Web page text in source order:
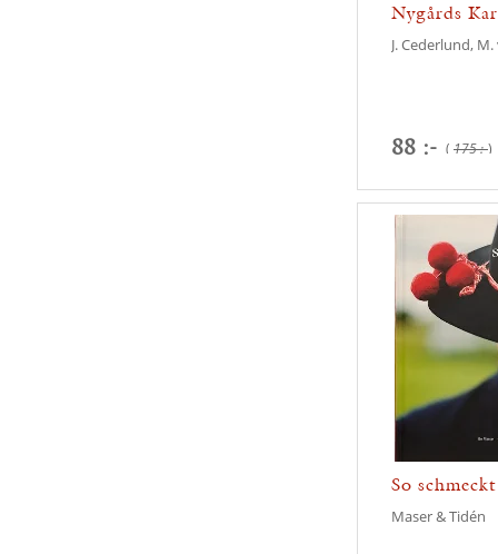
Nygårds
Med ...
J. Cederlund,
( 175 :-)
88 :-
So
kulinaris...
Maser & Tidén